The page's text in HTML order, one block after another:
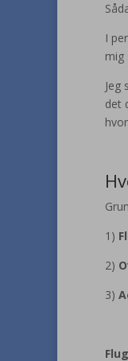
I
mig
det
1)
2)
3)